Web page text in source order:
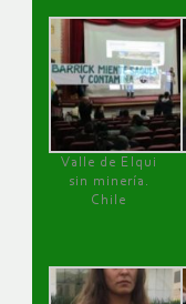
Valle de Elqui
sin minería.
Chile